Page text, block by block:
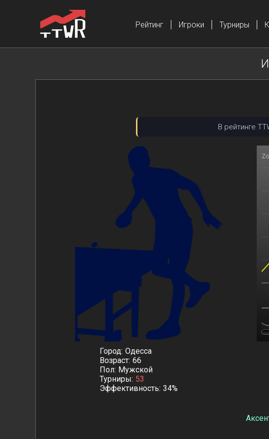
Рейтинг Игроки Турниры
В рейтинге
Город Одесса
Возраст 66
Пол Мужской
Турниры 53
Эффективность 34%